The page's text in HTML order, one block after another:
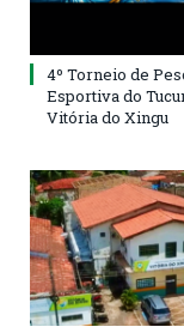
4º Torneio de
Esportiva do
Vitória do Xingu